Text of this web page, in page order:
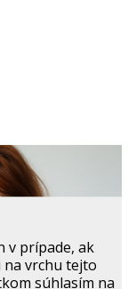
v prípade, ak
na vrchu tejto
súhlasím na